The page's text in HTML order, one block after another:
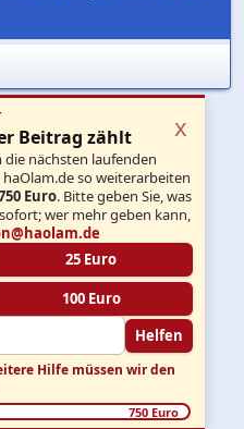
Beitrag zählt
nächsten laufenden
so weiterarbeiten
Euro. Bitte geben Sie, was
wer mehr geben kann,
25 Euro
100 Euro
Helfen
x
Hilfe müssen wir den
750 Euro